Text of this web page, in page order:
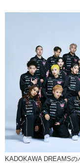
KADOKAWA DREAMS